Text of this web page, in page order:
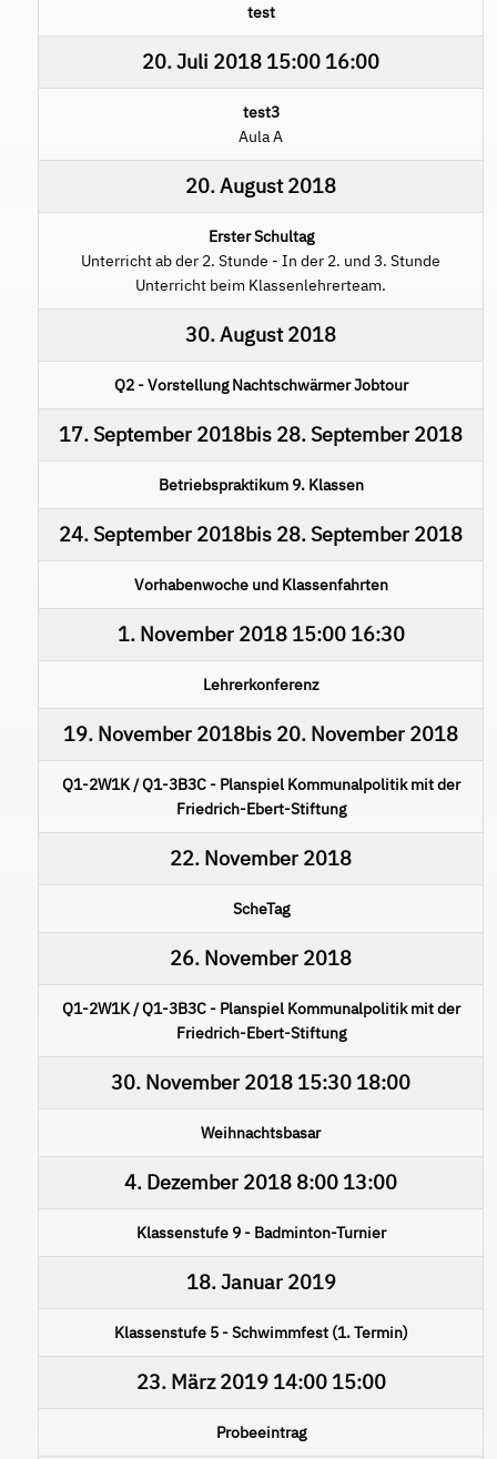
test
20. Juli 2018 15:00 16:00
test3
Aula A
20. August 2018
Erster Schultag
Unterricht ab der 2. Stunde - In der 2. und 3. Stunde
Unterricht beim Klassenlehrerteam.
30. August 2018
Q2 - Vorstellung Nachtschwärmer Jobtour
17. September 2018bis 28. September 2018
Betriebspraktikum 9. Klassen
24. September 2018bis 28. September 2018
Vorhabenwoche und Klassenfahrten
1. November 201815:00 16:30
Lehrerkonferenz
19. November 2018bis 20. November 2018
Q1-2W1K / Q1-3B3C - Planspiel Kommunalpolitik mit der
Friedrich-Ebert-Stiftung
22. November 2018
ScheTag
26. November 2018
Q1-2W1K / Q1-3B3C - Planspiel Kommunalpolitik mit der
Friedrich-Ebert-Stiftung
30. November 2018 15:30 18:00
Weihnachtsbasar
4. Dezember 2018 8:00 13:00
Klassenstufe 9 - Badminton-Turnier
18. Januar 2019
Klassenstufe 5 - Schwimmfest (1. Termin)
23. März 201914:00 15:00
Probeeintrag